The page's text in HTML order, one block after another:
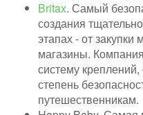
Britax. Самый
создания
этапах - от закупки
магазины.
систему
степень
путешественникам.